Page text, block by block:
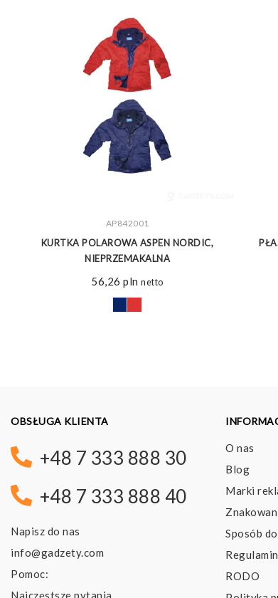
ZOBACZ WIĘCEJ
AP842001
KURTKA POLAROWA ASPEN NORDIC,
NIEPRZEMAKALNA
56,26pln netto
OBSŁUGA KLIENTA
+48 7 333 888 30
+48 7 333 888 40
Napisz do nas
info@gadzety.com
Pomoc:
O nas
Blog
Marki
Sposób
RODO